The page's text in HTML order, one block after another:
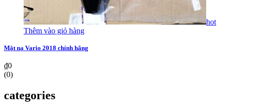
hot
Thêm vào giỏ hàng
Mặt nạ Vario 2018 chính hãng
₫0
(0)
categories